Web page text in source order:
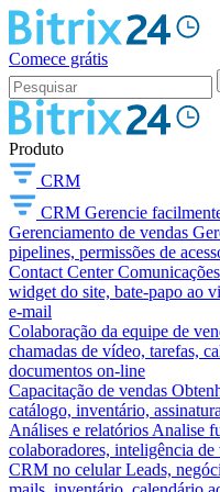
Comece grátis
Produto
CRM
CRM Gerencie
Gerenciamento de vendas
pipelines, permissões de
Contact Center
widget do site, bate-papo ao
e-mail
Colaboração da equipe de
chamadas de vídeo, tarefas,
documentos on-line
Capacitação de vendas
catálogo, inventário,
Análises e relatórios Analise
colaboradores, inteligência
CRM no celular Leads,